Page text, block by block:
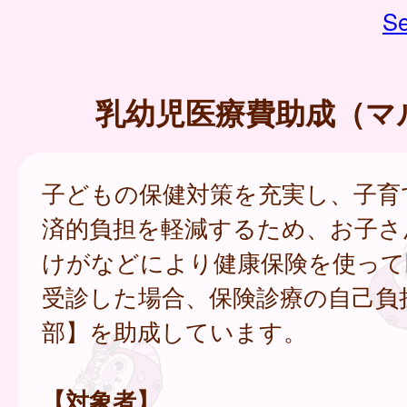
乳幼児医療費助成（マ
子どもの保健対策を充実し、子
済的負担を軽減するため、お子
けがなどにより健康保険を使っ
受診した場合、保険診療の自己
部】を助成しています。